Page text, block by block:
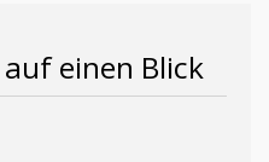
einen Blick